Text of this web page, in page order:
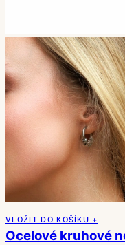
VLOŽIT DO KOŠÍKU +
Ocelové kruhové